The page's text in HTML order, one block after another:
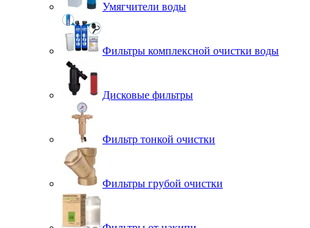
Умягчители воды
Фильтры комплексной очистки воды
Дисковые фильтры
Фильтр тонкой очистки
Фильтры грубой очистки